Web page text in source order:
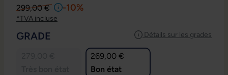
299,00 € -10%
*TVA incluse
Détails sur les grades
SÉLECTIONNEZ
GRADE
269,00 €
Bon état